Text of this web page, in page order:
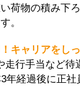
荷物の積み下
。
キャリアをし
走行手当など
年経過後に正